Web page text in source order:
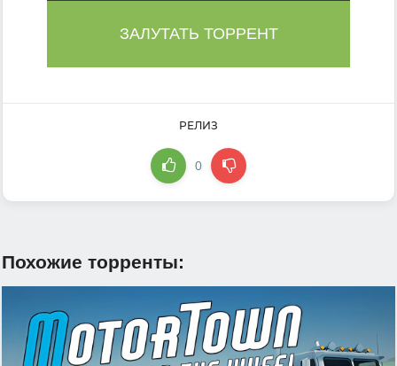
ЗАЛУТАТЬ ТОРРЕНТ
РЕЛИЗ
0
Похожие торренты: